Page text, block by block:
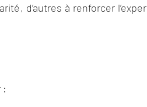
d’autres à renforcer
: